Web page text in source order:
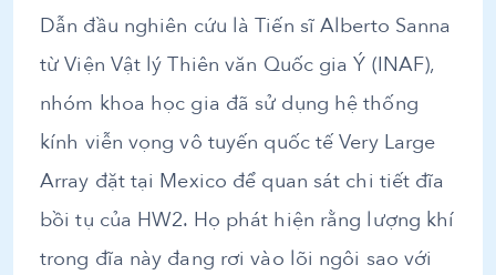
Dẫn đầu nghiên cứu là Tiến sĩ Alberto Sanna
từ Viện Vật lý Thiên văn Quốc gia Ý (INAF),
nhóm khoa học gia đã sử dụng hệ thống
kính viễn vọng vô tuyến quốc tế Very Large
Array đặt tại Mexico để quan sát chi tiết đĩa
bồi tụ của HW2. Họ phát hiện rằng lượng khí
trong đĩa này đang rơi vào lõi ngôi sao với